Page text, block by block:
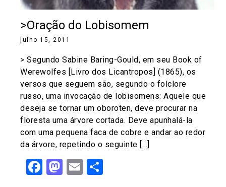
>Oração do Lobisomem
julho 15, 2011
> Segundo Sabine Baring-Gould, em seu Book of
Werewolfes [Livro dos Licantropos] (1865), os
versos que seguem são, segundo o folclore
russo, uma invocação de lobisomens: Aquele que
deseja se tornar um oboroten, deve procurar na
floresta uma árvore cortada. Deve apunhalá-la
com uma pequena faca de cobre e andar ao redor
da árvore, repetindo o seguinte […]
Facebook
Mastodon
Email